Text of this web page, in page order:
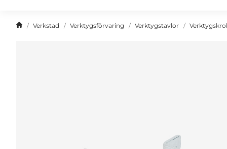
Verkstad Verktygsförvaring Verktygstavlor